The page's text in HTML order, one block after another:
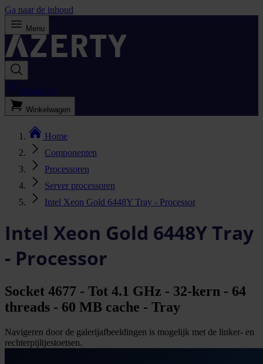
Ga naar de inhoud
Menu
Bestellijst
Winkelwagen
Home
Componenten
Processoren
Server processoren
Intel Xeon Gold 6448Y Tray - Processor
Intel Xeon Gold 6448Y Tray
- Processor
Socket 4677 - Tot 4.1 GHz - 32-kern - 64
threads - 60 MB cache - Tray
Navigeren door de galerijafbeeldingen is mogelijk met de linker- en
rechterpijltjestoetsen.